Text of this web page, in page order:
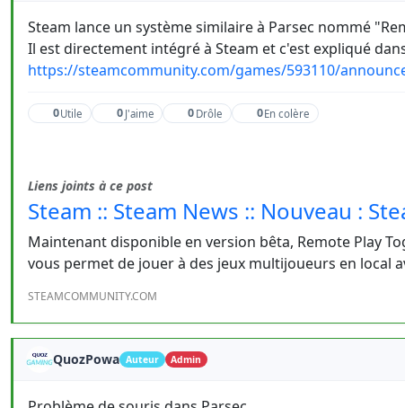
Steam lance un système similaire à Parsec nommé
Il est directement intégré à Steam et c'est expliqué
https://steamcommunity.com/games/593110/
0Utile 0 J'aime 0 Drôle 0En colère
Liens joints à ce post
Steam :: Steam News :: Nouveau :
Maintenant disponible en version bêta, Remote Play
vous permet de jouer à des jeux multijoueurs en local
STEAMCOMMUNITY.COM
QuozPowa Auteur Admin